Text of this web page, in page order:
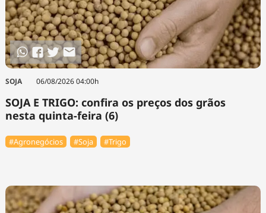
SOJA 06/08/2026 04:00h
SOJA E TRIGO: confira os preços dos grãos
nesta quinta-feira (6)
#Agronegócios #Soja #Trigo